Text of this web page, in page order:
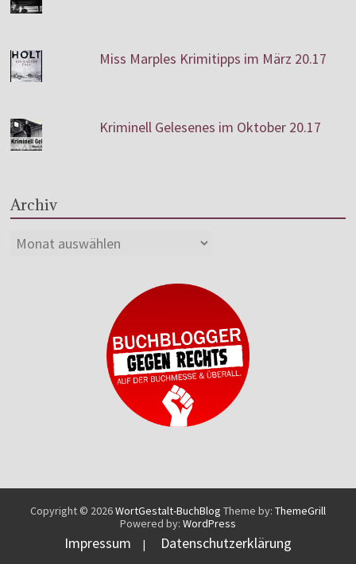
Miss Marples Krimitipps im März 20.17
Kriminell Gelesenes im Oktober 20.17
Archiv
Copyright © 2026WortGestalt-BuchBlog Theme by: ThemeGrill
Powered by: WordPress
Impressum | Datenschutzerklärung